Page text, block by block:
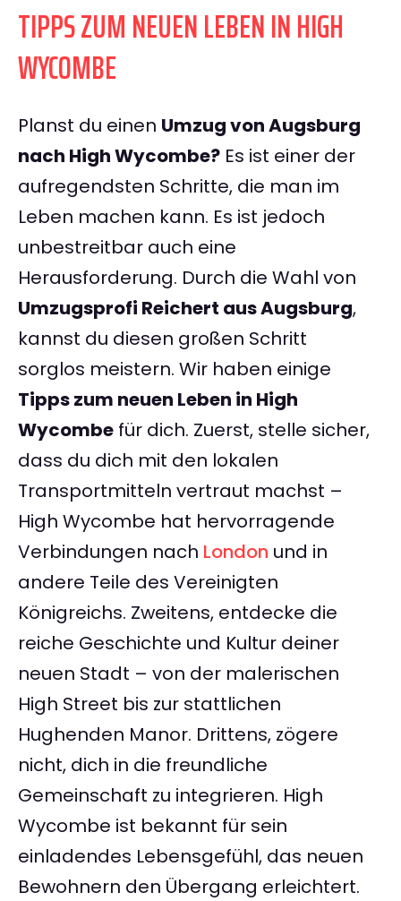
TIPPS ZUM NEUEN LEBEN IN HIGH
WYCOMBE
Planst du einen Umzug von Augsburg
nach High Wycombe? Es ist einer der
aufregendsten Schritte, die man im
Leben machen kann. Es ist jedoch
unbestreitbar auch eine
Herausforderung. Durch die Wahl von
Umzugsprofi Reichert aus Augsburg,
kannst du diesen großen Schritt
sorglos meistern. Wir haben einige
Tipps zum neuen Leben in High
Wycombe für dich. Zuerst, stelle sicher,
dass du dich mit den lokalen
Transportmitteln vertraut machst –
High Wycombe hat hervorragende
Verbindungen nach London und in
andere Teile des Vereinigten
Königreichs. Zweitens, entdecke die
reiche Geschichte und Kultur deiner
neuen Stadt – von der malerischen
High Street bis zur stattlichen
Hughenden Manor. Drittens, zögere
nicht, dich in die freundliche
Gemeinschaft zu integrieren. High
Wycombe ist bekannt für sein
einladendes Lebensgefühl, das neuen
Bewohnern den Übergang erleichtert.